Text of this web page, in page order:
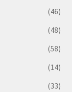
(46)
(48)
(58)
(14)
(33)